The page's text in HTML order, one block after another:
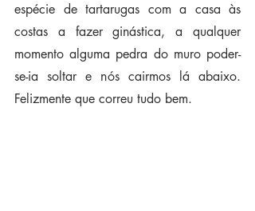
espécie de tartarugas com a casa às
costas a fazer ginástica, a qualquer
momento alguma pedra do muro poder-
se-ia soltar e nós cairmos lá abaixo.
Felizmente que correu tudo bem.